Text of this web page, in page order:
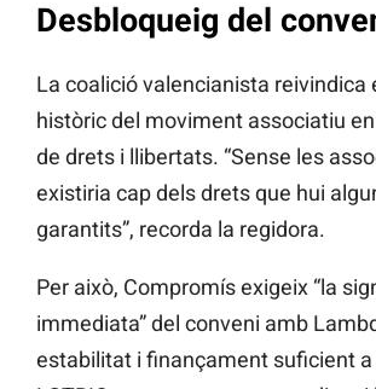
Desbloqueig del
La coalició valencianista reivindica
històric del moviment associatiu
de drets i llibertats. “Sense les
existiria cap dels drets que hui
garantits”, recorda la regidora.
Per això, Compromís exigeix “la
immediata” del conveni amb
estabilitat i finançament suficient